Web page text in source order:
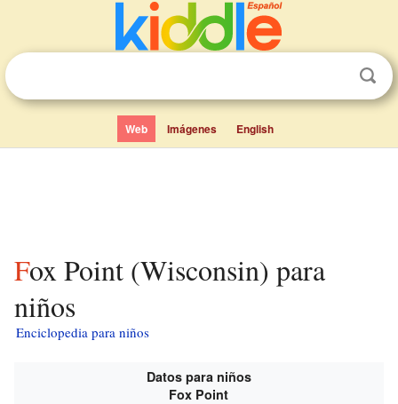
Web Imágenes English
Fox Point (Wisconsin) para
niños
Enciclopedia para niños
Datos para niños
Fox Point